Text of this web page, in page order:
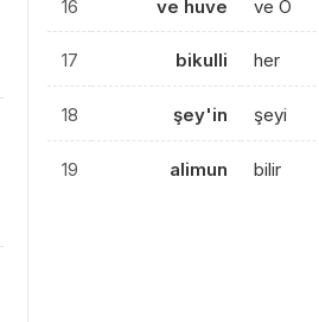
16 ve huve ve O
17 bikulli her
18 şey'in şeyi
19 alimun bilir